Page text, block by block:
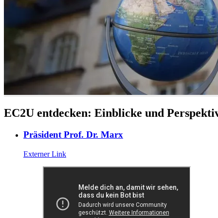
EC2U entdecken: Einblicke und
Präsident Prof. Dr. Marx
Externer Link